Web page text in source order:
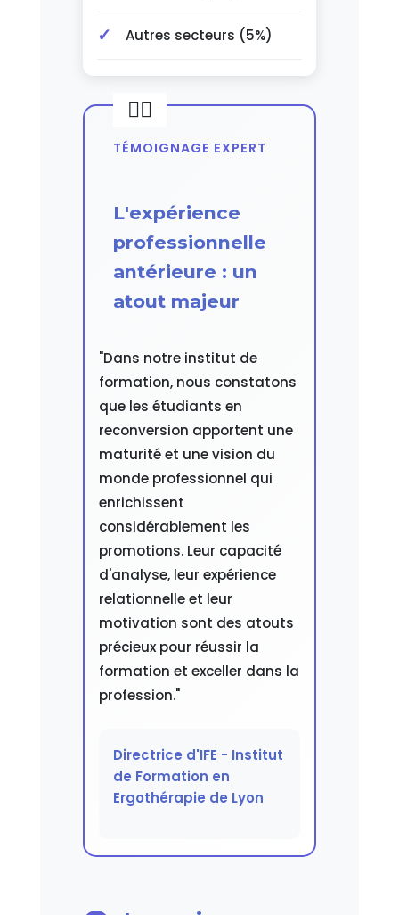
Autres secteurs (5%)
TÉMOIGNAGE EXPERT
L'expérience
professionnelle
antérieure : un
atout majeur
"Dans notre institut de
formation, nous constatons
que les étudiants en
reconversion apportent une
maturité et une vision du
monde professionnel qui
enrichissent
considérablement les
promotions. Leur capacité
d'analyse, leur expérience
relationnelle et leur
motivation sont des atouts
précieux pour réussir la
formation et exceller dans la
profession."
Directrice d'IFE - Institut
de Formation en
Ergothérapie de Lyon